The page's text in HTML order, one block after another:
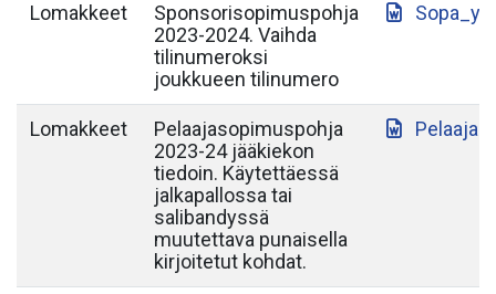
Lomakkeet
Sponsorisopimuspohja
2023-2024. Vaihda
tilinumeroksi
joukkueen tilinumero
Lomakkeet
Pelaajasopimuspohja
2023-24 jääkiekon
tiedoin. Käytettäessä
jalkapallossa tai
salibandyssä
muutettava punaisella
kirjoitetut kohdat.